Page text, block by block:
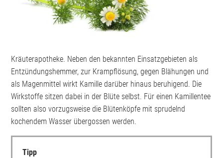
Kräuterapotheke. Neben den bekannten Einsatzgebieten als
Entzündungshemmer, zur Krampflösung, gegen Blähungen und
als Magenmittel wirkt Kamille darüber hinaus beruhigend. Die
Wirkstoffe sitzen dabei in der Blüte selbst. Für einen Kamillentee
sollten also vorzugsweise die Blütenköpfe mit sprudelnd
kochendem Wasser übergossen werden.
Tipp